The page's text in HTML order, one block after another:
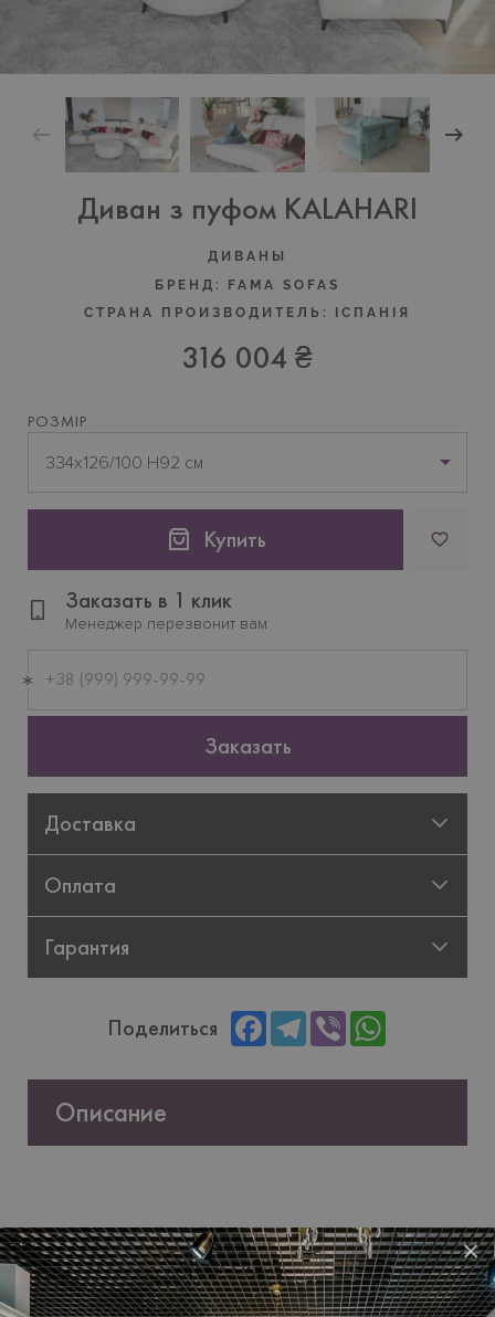
×
Диван з пуфом KALAHARI
ДИВАНЫ
БРЕНД:
FAMA SOFAS
СТРАНА ПРОИЗВОДИТЕЛЬ:
IСПАНIЯ
316 004 ₴
РОЗМІР
334х126/100 H92 см
Купить
Заказать в 1 клик
Менеджер перезвонит вам
телефон
Заказать
Доставка
Оплата
Гарантия
Поделиться FacebookTelegram
Viber
Описание
Характеристики